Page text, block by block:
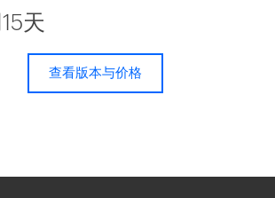
天
查看版本与价格